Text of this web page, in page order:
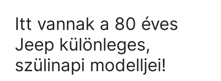
Itt vannak a 80 éves
Jeep különleges,
szülinapi modelljei!